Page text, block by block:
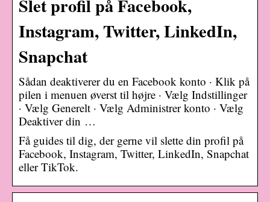
Slet profil på Facebook,
Instagram, Twitter, LinkedIn,
Snapchat
Sådan deaktiverer du en Facebook konto · Klik på
pilen i menuen øverst til højre · Vælg Indstillinger
· Vælg Generelt · Vælg Administrer konto · Vælg
Deaktiver din …
Få guides til dig, der gerne vil slette din profil på
Facebook, Instagram, Twitter, LinkedIn, Snapchat
eller TikTok.